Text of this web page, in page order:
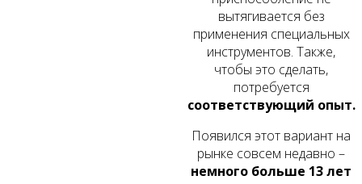
вытягивается без
применения специальных
инструментов. Также,
чтобы это сделать,
потребуется
соответствующий опыт.
Появился этот вариант на
рынке совсем недавно –
немного больше 13 лет